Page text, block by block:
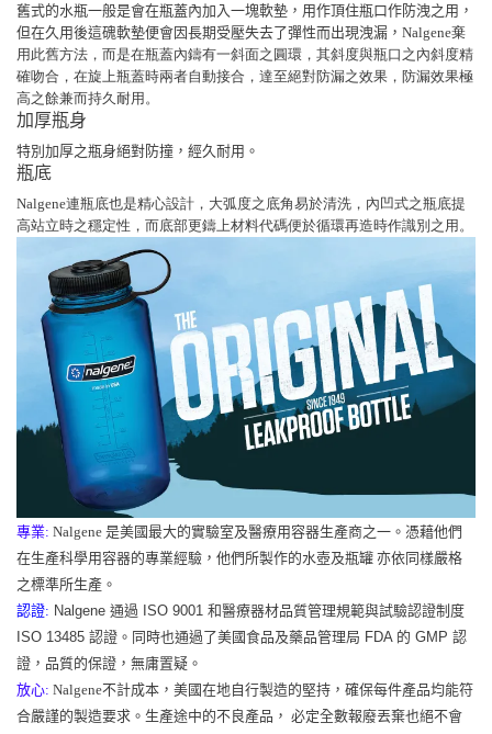
舊式的水瓶一般是會在瓶蓋內加入一塊軟墊，用作頂住瓶口作防洩之用，
但在久用後這磈軟墊便會因長期受壓失去了彈性而出現洩漏， Nalgene棄
用此舊方法，而是在瓶蓋內鑄有一斜面之圓環，其斜度與瓶口之內斜度精
確吻合，在旋上瓶蓋時兩者自動接合，達至絕對防漏之效果，防漏效果極
高之餘兼而持久耐用。
加厚瓶身
特別加厚之瓶身絕對防撞，經久耐用。
瓶底
Nalgene連瓶底也是精心設計，大弧度之底角易於清洗，內凹式之瓶底提
高站立時之穩定性，而底部更鑄上材料代碼便於循環再造時作識別之用。
專業: Nalgene 是美國最大的實驗室及醫療用容器生產商之一。憑藉他們
在生產科學用容器的專業經驗，他們所製作的水壺及瓶罐 亦依同樣嚴格
之標準所生產。
認證: Nalgene 通過 ISO 9001 和醫療器材品質管理規範與試驗認證制度
ISO 13485 認證。同時也通過了美國食品及藥品管理局 FDA 的 GMP 認
證，品質的保證，無庸置疑。
放心: Nalgene不計成本，美國在地自行製造的堅持，確保每件產品均能符
合嚴謹的製造要求。生產途中的不良產品， 必定全數報廢丟棄也絕不會